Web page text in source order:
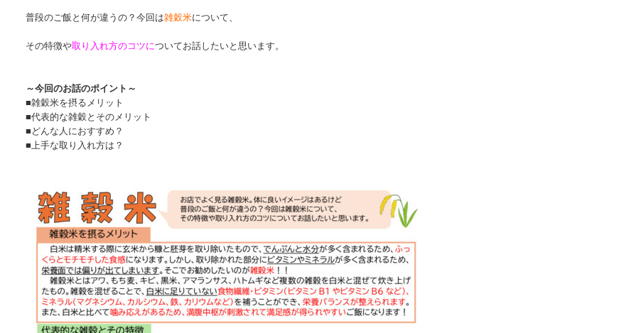
普段のご飯と何が違うの？今回は雑穀米について、
その特徴や取り入れ方のコツについてお話したいと思います。
～今回のお話のポイント～
■雑穀米を摂るメリット
■代表的な雑穀とそのメリット
■どんな人におすすめ？
■上手な取り入れ方は？